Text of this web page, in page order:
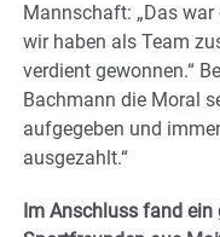
Mannschaft: „Das
wir haben als Team
verdient gewonnen.“
Bachmann die Moral
aufgegeben und
ausgezahlt.“
Im Anschluss fand